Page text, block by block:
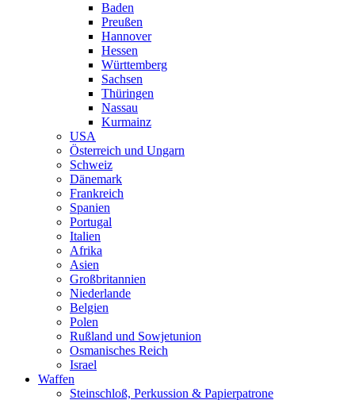
Baden
Preußen
Hannover
Hessen
Württemberg
Sachsen
Thüringen
Nassau
Kurmainz
USA
Österreich und Ungarn
Schweiz
Dänemark
Frankreich
Spanien
Portugal
Italien
Afrika
Asien
Großbritannien
Niederlande
Belgien
Polen
Rußland und Sowjetunion
Osmanisches Reich
Israel
Waffen
Steinschloß, Perkussion & Papierpatrone